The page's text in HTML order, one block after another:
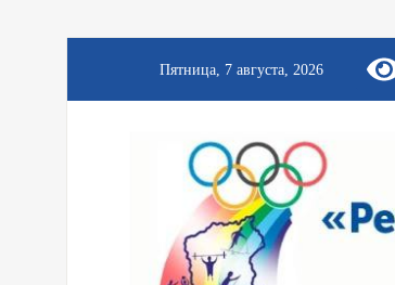
Пятница, 7 августа, 2026